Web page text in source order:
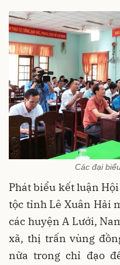
Các đại
Phát biểu kết luận
tộc tỉnh Lê Xuân Hải
các huyện A Lưới,
xã, thị trấn vùng
nữa trong chỉ đạo